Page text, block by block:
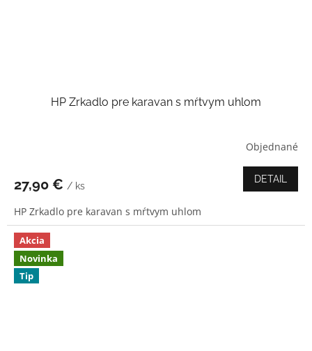
HP Zrkadlo pre karavan s mŕtvym uhlom
je
z
5
hviezdičiek.
Objednané
27,90 € / ks
DETAIL
HP Zrkadlo pre karavan s mŕtvym uhlom
Akcia
Novinka
Tip